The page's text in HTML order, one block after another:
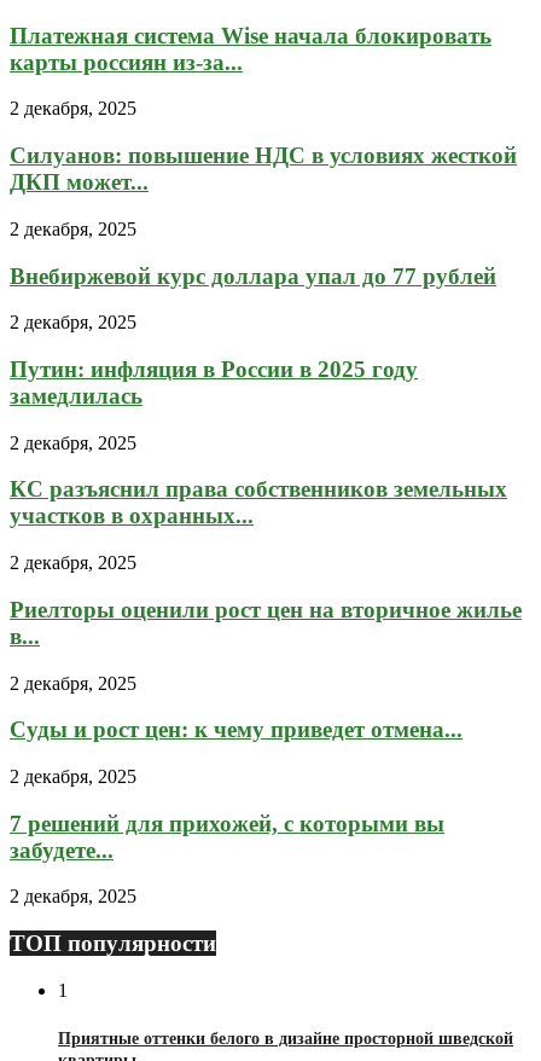
Платежная система Wise начала блокировать
карты россиян из-за...
2 декабря, 2025
Силуанов: повышение НДС в условиях жесткой
ДКП может...
2 декабря, 2025
Внебиржевой курс доллара упал до 77 рублей
2 декабря, 2025
Путин: инфляция в России в 2025 году
замедлилась
2 декабря, 2025
КС разъяснил права собственников земельных
участков в охранных...
2 декабря, 2025
Риелторы оценили рост цен на вторичное жилье
в...
2 декабря, 2025
Суды и рост цен: к чему приведет отмена...
2 декабря, 2025
7 решений для прихожей, с которыми вы
забудете...
2 декабря, 2025
ТОП популярности
1
Приятные оттенки белого в дизайне просторной шведской